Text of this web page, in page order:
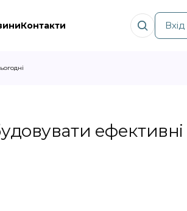
Контакти
ефективні